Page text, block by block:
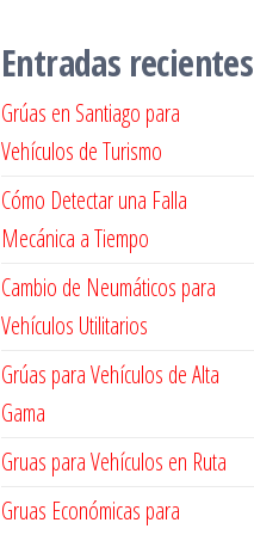
Entradas recientes
Grúas en Santiago para
Vehículos de Turismo
Cómo Detectar una Falla
Mecánica a Tiempo
Cambio de Neumáticos para
Vehículos Utilitarios
Grúas para Vehículos de Alta
Gama
Gruas para Vehículos en Ruta
Gruas Económicas para